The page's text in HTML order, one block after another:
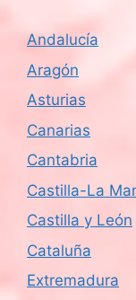
Andalucía
Aragón
Asturias
Canarias
Cantabria
Castilla-La
Castilla y León
Cataluña
Extremadura